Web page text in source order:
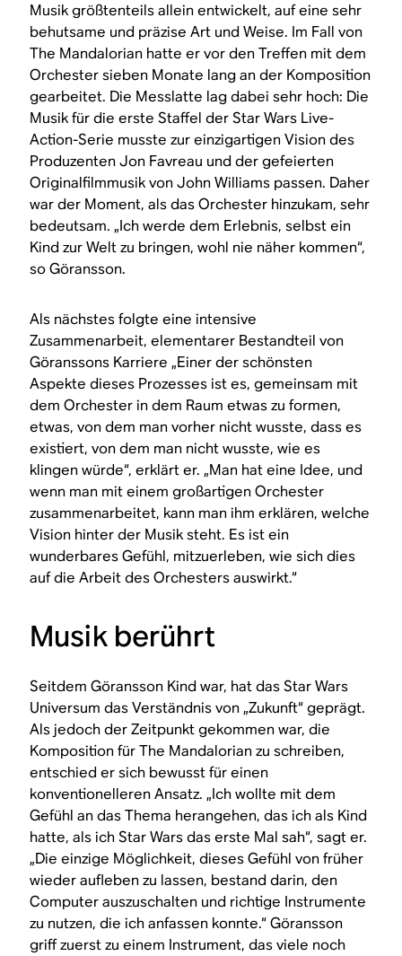
Musik größtenteils allein entwickelt, auf eine sehr
behutsame und präzise Art und Weise. Im Fall von
The Mandalorian hatte er vor den Treffen mit dem
Orchester sieben Monate lang an der Komposition
gearbeitet. Die Messlatte lag dabei sehr hoch: Die
Musik für die erste Staffel derStar Wars Live-
Action-Serie musste zur einzigartigen Vision des
Produzenten Jon Favreau und der gefeierten
Originalfilmmusik von John Williams passen. Daher
war der Moment, als das Orchester hinzukam, sehr
bedeutsam. „Ich werde dem Erlebnis, selbst ein
Kind zur Welt zu bringen, wohl nie näher kommen“,
so Göransson.
Als nächstes folgte eine intensive
Zusammenarbeit, elementarer Bestandteil von
Göranssons Karriere „Einer der schönsten
Aspekte dieses Prozesses ist es, gemeinsam mit
dem Orchester in dem Raum etwas zu formen,
etwas, von dem man vorher nicht wusste, dass es
existiert, von dem man nicht wusste, wie es
klingen würde“, erklärt er. „Man hat eine Idee, und
wenn man mit einem großartigen Orchester
zusammenarbeitet, kann man ihm erklären, welche
Vision hinter der Musik steht. Es ist ein
wunderbares Gefühl, mitzuerleben, wie sich dies
auf die Arbeit des Orchesters auswirkt.“
Musik berührt
Seitdem Göransson Kind war, hat dasStar Wars
Universum das Verständnis von „Zukunft“ geprägt.
Als jedoch der Zeitpunkt gekommen war, die
Komposition fürThe Mandalorianzu schreiben,
entschied er sich bewusst für einen
konventionelleren Ansatz. „Ich wollte mit dem
Gefühl an das Thema herangehen, das ich als Kind
hatte, als ichStar Warsdas erste Mal sah“, sagt er.
„Die einzige Möglichkeit, dieses Gefühl von früher
wieder aufleben zu lassen, bestand darin, den
Computer auszuschalten und richtige Instrumente
zu nutzen, die ich anfassen konnte.“ Göransson
griff zuerst zu einem Instrument, das viele noch